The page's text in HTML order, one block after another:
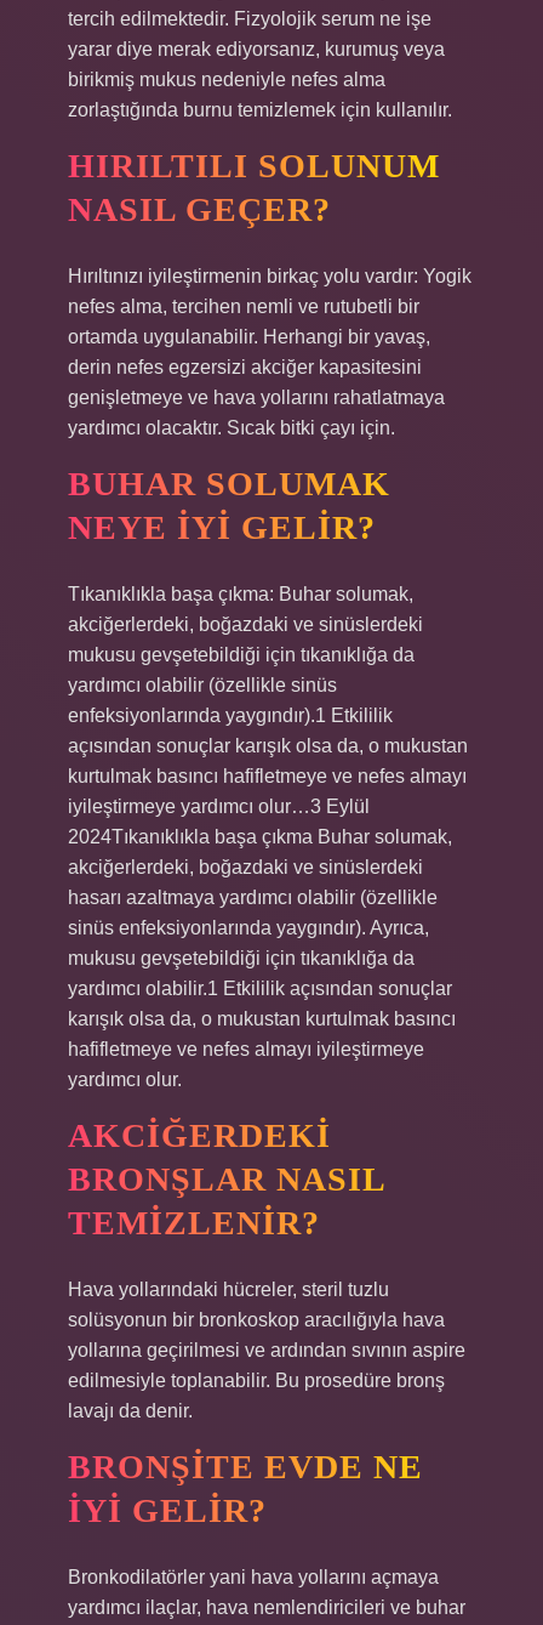
tercih edilmektedir. Fizyolojik serum ne işe
yarar diye merak ediyorsanız, kurumuş veya
birikmiş mukus nedeniyle nefes alma
zorlaştığında burnu temizlemek için kullanılır.
HIRILTILI SOLUNUM
NASIL GEÇER?
Hırıltınızı iyileştirmenin birkaç yolu vardır: Yogik
nefes alma, tercihen nemli ve rutubetli bir
ortamda uygulanabilir. Herhangi bir yavaş,
derin nefes egzersizi akciğer kapasitesini
genişletmeye ve hava yollarını rahatlatmaya
yardımcı olacaktır. Sıcak bitki çayı için.
BUHAR SOLUMAK
NEYE IYI GELIR?
Tıkanıklıkla başa çıkma: Buhar solumak,
akciğerlerdeki, boğazdaki ve sinüslerdeki
mukusu gevşetebildiği için tıkanıklığa da
yardımcı olabilir (özellikle sinüs
enfeksiyonlarında yaygındır).1 Etkililik
açısından sonuçlar karışık olsa da, o mukustan
kurtulmak basıncı hafifletmeye ve nefes almayı
iyileştirmeye yardımcı olur…3 Eylül
2024Tıkanıklıkla başa çıkma Buhar solumak,
akciğerlerdeki, boğazdaki ve sinüslerdeki
hasarı azaltmaya yardımcı olabilir (özellikle
sinüs enfeksiyonlarında yaygındır). Ayrıca,
mukusu gevşetebildiği için tıkanıklığa da
yardımcı olabilir.1 Etkililik açısından sonuçlar
karışık olsa da, o mukustan kurtulmak basıncı
hafifletmeye ve nefes almayı iyileştirmeye
yardımcı olur.
AKCIĞERDEKI
BRONŞLAR NASIL
TEMIZLENIR?
Hava yollarındaki hücreler, steril tuzlu
solüsyonun bir bronkoskop aracılığıyla hava
yollarına geçirilmesi ve ardından sıvının aspire
edilmesiyle toplanabilir. Bu prosedüre bronş
lavajı da denir.
BRONŞITE EVDE NE
IYI GELIR?
Bronkodilatörler yani hava yollarını açmaya
yardımcı ilaçlar, hava nemlendiricileri ve buhar